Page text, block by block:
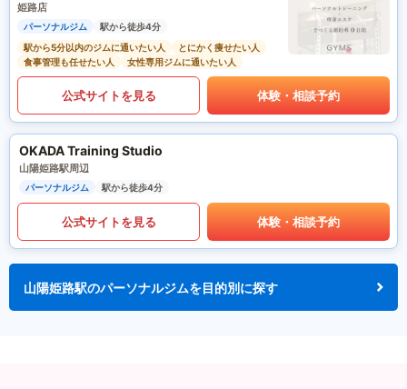
姫路店
パーソナルジム
駅から徒歩4分
駅から5分以内のジムに通いたい人
とにかく痩せたい人
食事管理も任せたい人
女性専用ジムに通いたい人
公式サイトを見る 体験・相談予約
OKADA Training Studio
山陽姫路駅周辺
パーソナルジム 駅から徒歩4分
公式サイトを見る 体験・相談予約
山陽姫路駅のパーソナルジムを目的別に探す